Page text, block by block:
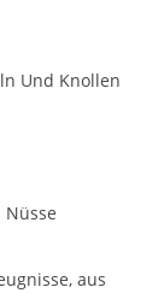
Und Knollen
Nüsse
aus